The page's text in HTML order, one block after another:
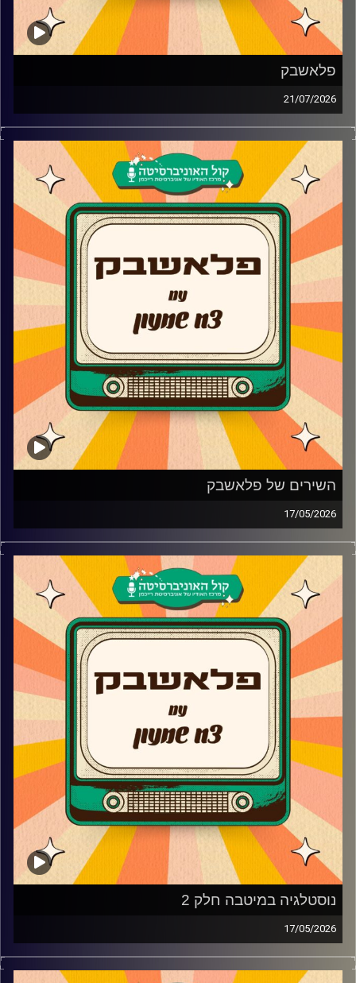
פלאשבק
21/07/2026
צח שמעון מביא לכם את שירי הנוסטלגיה הטובים שעשו לו
את השבוע
קרדיט תמונות:
AudioVersity
השירים של פלאשבק
17/05/2026
צח שמעון מביא לכם את שירי הנוסטלגיה הטובים שעשו לו
את השבוע
קרדיט תמונות:
AudioVersity
נוסטלגיה במיטבה חלק 2
17/05/2026
צח שמעון מביא לכם את שירי הנוסטלגיה הטובים שעשו לו
את השבוע